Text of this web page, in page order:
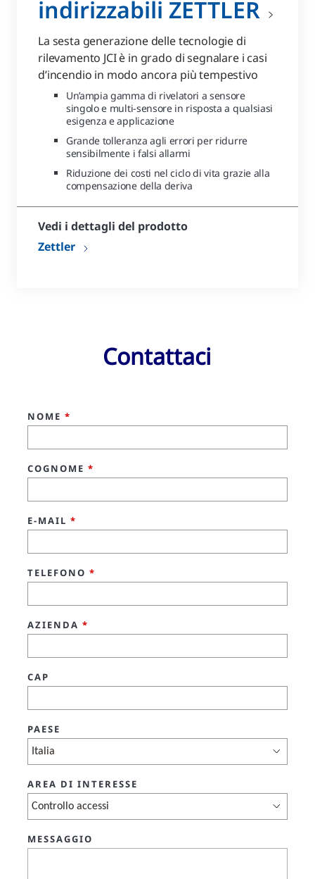
indirizzabili ZETTLER
La sesta generazione delle tecnologie di
rilevamento JCI è in grado di segnalare i casi
d’incendio in modo ancora più tempestivo
Un’ampia gamma di rivelatori a sensore
singolo e multi-sensore in risposta a qualsiasi
esigenza e applicazione
Grande tolleranza agli errori per ridurre
sensibilmente i falsi allarmi
Riduzione dei costi nel ciclo di vita grazie alla
compensazione della deriva
Vedi i dettagli del prodotto
Zettler
Contattaci
NOME *
COGNOME *
E-MAIL *
TELEFONO *
AZIENDA *
CAP
PAESE
AREA DI INTERESSE
MESSAGGIO